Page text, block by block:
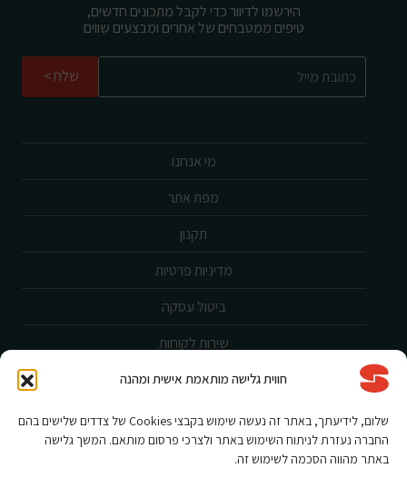
חווית גלישה מותאמת אישית ומהנה
שלום, לידיעתך, באתר זה נעשה שימוש בקבצי Cookies של צדדים שלישים בהם
החברה נעזרת לניתוח השימוש באתר ולצרכי פרסום מותאם. המשך גלישה
באתר מהווה הסכמה לשימוש זה.
מי אנחנו
מפת אתר
תקנון
מדיניות פרטיות
ביטול עסקה
שירות לקוחות
הצהרת נגישות
אחריות ורישום מוצר
הירשמו לדיוור כדי לקבל מתכונים חדשים,
טיפים ממטבחים של אחרים ומבצעים שווים
שלח